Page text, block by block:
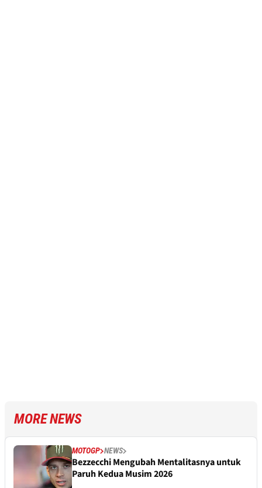
MORE NEWS
MOTOGP NEWS
Bezzecchi Mengubah Mentalitasnya untuk
Paruh Kedua Musim 2026